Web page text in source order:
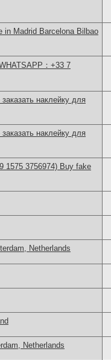
in Madrid Barcelona Bilbao
：+33 7
наклейку для
наклейку для
1575 3756974) Buy fake
Netherlands
Netherlands